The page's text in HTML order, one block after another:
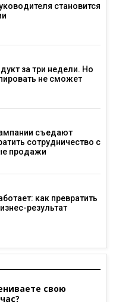
становится
за три недели. Но
не сможет
съедают
сотрудничество с
продажи
как превратить
результат
свою